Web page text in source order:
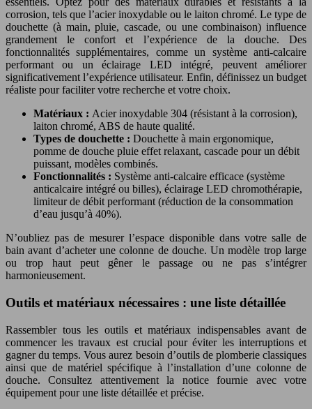
corrosion, tels que l’acier inoxydable ou le laiton chromé. Le type de
douchette (à main, pluie, cascade, ou une combinaison) influence
grandement le confort et l’expérience de la douche. Des
fonctionnalités supplémentaires, comme un système anti-calcaire
performant ou un éclairage LED intégré, peuvent améliorer
significativement l’expérience utilisateur. Enfin, définissez un budget
réaliste pour faciliter votre recherche et votre choix.
Matériaux : Acier inoxydable 304 (résistant à la corrosion),
laiton chromé, ABS de haute qualité.
Types de douchette : Douchette à main ergonomique,
pomme de douche pluie effet relaxant, cascade pour un débit
puissant, modèles combinés.
Fonctionnalités : Système anti-calcaire efficace (système
anticalcaire intégré ou billes), éclairage LED chromothérapie,
limiteur de débit performant (réduction de la consommation
d’eau jusqu’à 40%).
N’oubliez pas de mesurer l’espace disponible dans votre salle de
bain avant d’acheter une colonne de douche. Un modèle trop large
ou trop haut peut gêner le passage ou ne pas s’intégrer
harmonieusement.
Outils et matériaux nécessaires : une liste détaillée
Rassembler tous les outils et matériaux indispensables avant de
commencer les travaux est crucial pour éviter les interruptions et
gagner du temps. Vous aurez besoin d’outils de plomberie classiques
ainsi que de matériel spécifique à l’installation d’une colonne de
douche. Consultez attentivement la notice fournie avec votre
équipement pour une liste détaillée et précise.